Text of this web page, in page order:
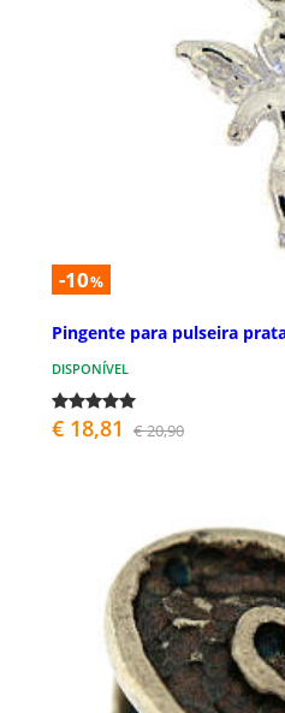
-10%
Pingente para pulseira
DISPONÍVEL
€ 18,81 € 20,90